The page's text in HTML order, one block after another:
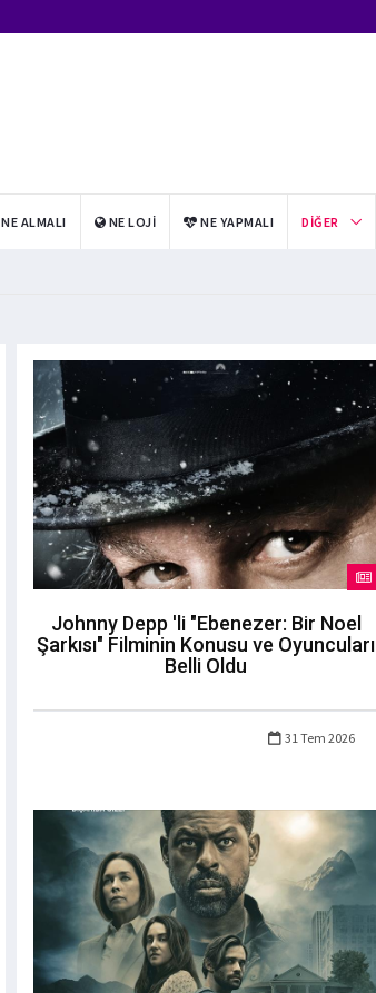
NE ALMALI NE LOJI NE YAPMALI DIĞER
Johnny Depp 'li "Ebenezer: Bir Noel
Şarkısı" Filminin Konusu ve Oyuncuları
Belli Oldu
31 Tem 2026